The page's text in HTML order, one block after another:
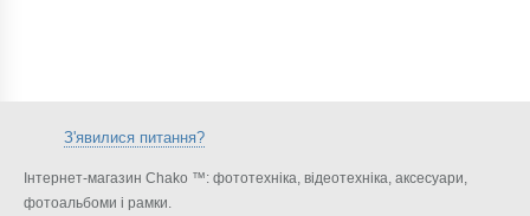
З'явилися питання?
Інтернет-магазин Chako ™: фототехніка, відеотехніка, аксесуари,
фотоальбоми і рамки.